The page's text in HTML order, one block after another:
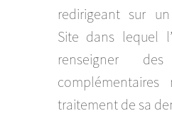
redirigeant sur
Site dans lequel
renseigner
complémentaires
traitement de sa